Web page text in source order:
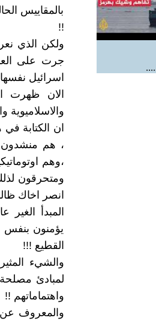
بالمقاييس
!!
ولكن الذي
جرت على
اسرائيل
الان ظهرت
ان الكتابة
، هم منشدون
،وهم
ومتحرقون
انصر اخاك
المبدأ
يؤمنون بنفس
القطيع !!!
والشيء
لمبادئ
واهتماماتهم !!
والمعروف عن